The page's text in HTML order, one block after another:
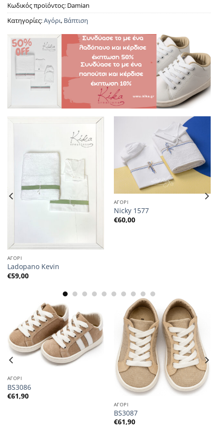
Κωδικός προϊόντος: Damian
Κατηγορίες:Αγόρι, Βάπτιση
ΑΓΟΡΙ
Ladopano Kevin
€59,00
ΑΓΟΡΙ
Nicky 1577
€60,00
ΑΓΟΡΙ
BS3086
€61,90
ΑΓΟΡΙ
BS3087
€61,90